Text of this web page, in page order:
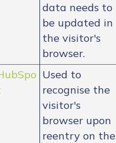
data needs to
be updated in
the visitor's
browser.
Used to
recognise the
visitor's
browser upon
reentry on the